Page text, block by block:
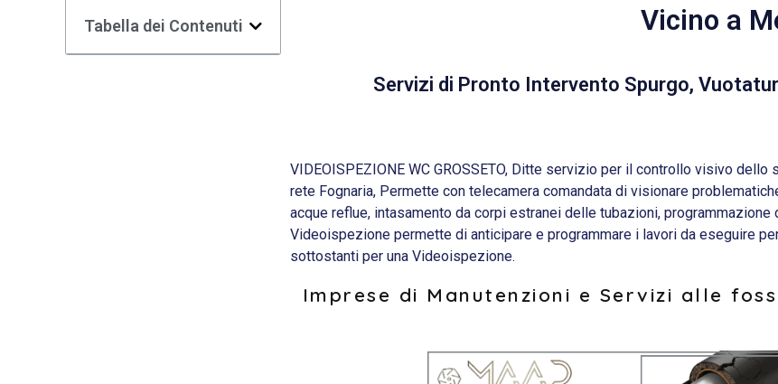
Tabella dei Contenuti Vicino a
Servizi di Pronto Intervento Spurgo,
VIDEOISPEZIONE WC GROSSETO, Ditte servizio per il controllo visivo
rete Fognaria, Permette con telecamera comandata di visionare
acque reflue, intasamento da corpi estranei delle tubazioni,
Videoispezione permette di anticipare e programmare i lavori da eseguire
sottostanti per una Videoispezione.
Imprese di Manutenzioni e Servizi alle